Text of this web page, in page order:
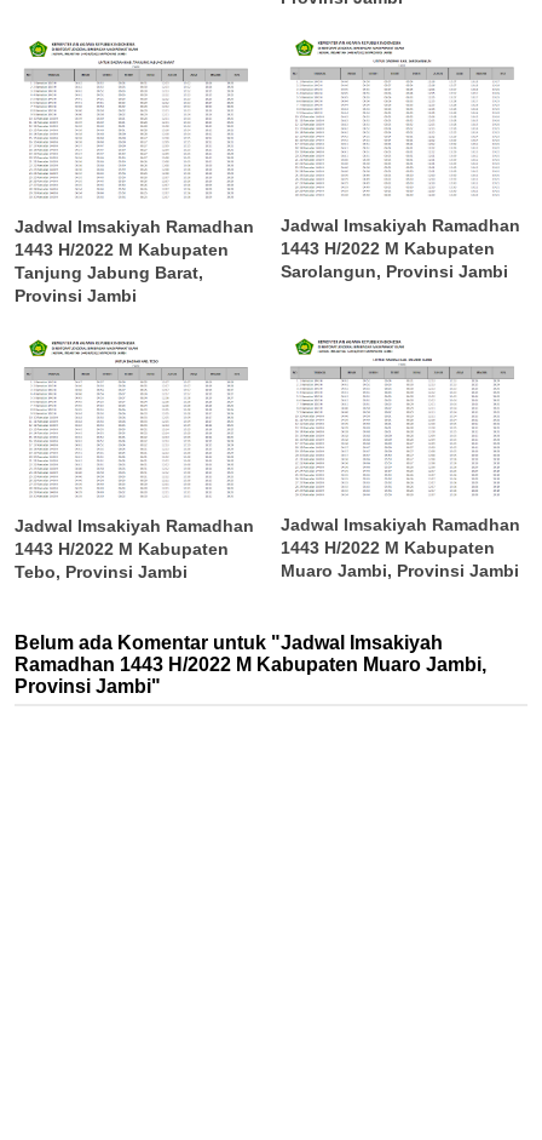
Jadwal Imsakiyah Ramadhan
1443 H/2022 M Kabupaten
Tanjung Jabung Barat,
Provinsi Jambi
Jadwal Imsakiyah Ramadhan
1443 H/2022 M Kabupaten
Sarolangun, Provinsi Jambi
Jadwal Imsakiyah Ramadhan
1443 H/2022 M Kabupaten
Tebo, Provinsi Jambi
Jadwal Imsakiyah Ramadhan
1443 H/2022 M Kabupaten
Muaro Jambi, Provinsi Jambi
Belum ada Komentar untuk "Jadwal Imsakiyah
Ramadhan 1443 H/2022 M Kabupaten Muaro Jambi,
Provinsi Jambi"